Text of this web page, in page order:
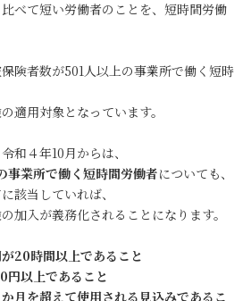
べて短い労働者のことを、短時間労働
険者数が501人以上の事業所で働く短時
適用対象となっています。
和４年10月からは、
事業所で働く短時間労働者についても、
該当していれば、
加入が義務化されることになります。
20時間以上であること
以上であること
月を超えて使用される見込みであるこ